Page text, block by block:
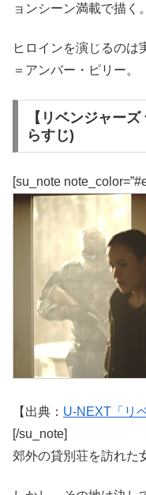
ョンシーン満載で描く。
ヒロインを演じるのは
＝アンバー・ピリー。
【リベンジャー
らすじ)
[su_note
【出典： U-NEXT「リ
[/su_note]
郊外の貸別荘を訪れた